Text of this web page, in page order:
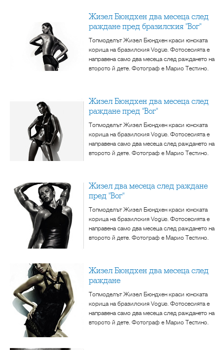
Жизел Бюндхен два месеца след
раждане пред бразилския "Вог"
Топмоделът Жизел Бюндхен краси юнската
корица на бразилския Vogue. Фотосесията е
направена само два месеца след раждането на
второто й дете. Фотограф е Марио Тестино.
Жизел Бюндхен два месеца след
раждане пред "Вог"
Топмоделът Жизел Бюндхен краси юнската
корица на бразилския Vogue. Фотосесията е
направена само два месеца след раждането на
второто й дете. Фотограф е Марио Тестино.
Жизел два месеца след раждане
пред "Вог"
Топмоделът Жизел Бюндхен краси юнската
корица на бразилския Vogue. Фотосесията е
направена само два месеца след раждането на
второто й дете. Фотограф е Марио Тестино.
Жизел Бюндхен два месеца след
раждане
Топмоделът Жизел Бюндхен краси юнската
корица на бразилския Vogue. Фотосесията е
направена само два месеца след раждането на
второто й дете. Фотограф е Марио Тестино.